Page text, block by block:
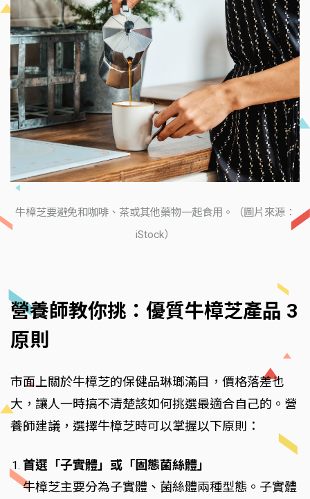
牛樟芝要避免和咖啡、茶或其他藥物一起食用。（圖片來源：
iStock）
營養師教你挑：優質牛樟芝產品 3
原則
市面上關於牛樟芝的保健品琳瑯滿目，價格落差也
大，讓人一時搞不清楚該如何挑選最適合自己的。營
養師建議，選擇牛樟芝時可以掌握以下原則：
首選「子實體」或「固態菌絲體」
牛樟芝主要分為子實體、菌絲體兩種型態。子實體